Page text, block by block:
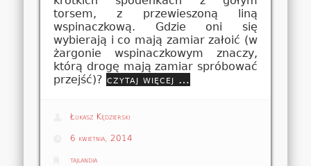
torsem, z przewieszoną liną
wspinaczkową. Gdzie oni się
wybierają i co mają zamiar załoić (w
żargonie wspinaczkowym znaczy,
którą drogę mają zamiar spróbować
przejść)? czytaj więcej …
Łukasz Kędzierski
6 kwietnia, 2014
tajlandia